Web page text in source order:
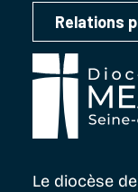
Relations
Le diocèse